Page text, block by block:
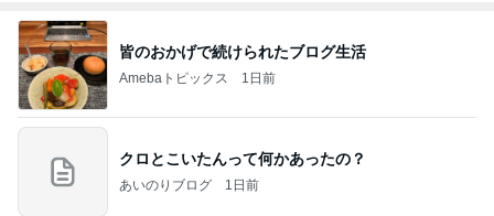
皆のおかげで続けられたブログ生活
Amebaトピックス 1日前
クロとこいたんって何かあったの？
あいのりブログ 1日前